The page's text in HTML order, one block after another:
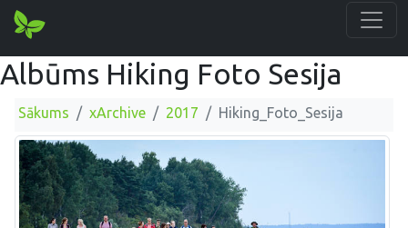
Albūms Hiking Foto Sesija
Sākums xArchive 2017 Hiking_Foto_Sesija